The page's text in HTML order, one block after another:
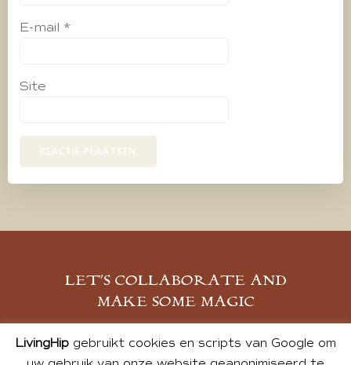
E-mail *
Site
LET’S COLLABORATE AND
MAKE SOME MAGIC
MELD JE AAN
LivingHipgebruikt cookies en scripts van Google om